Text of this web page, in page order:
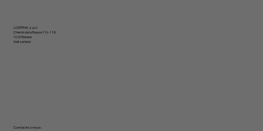
Contactez-nous :
LOGITRAK, s.a.r.l.
Chemin de la Rueyre 116 -118
1020 Renens
Switzerland